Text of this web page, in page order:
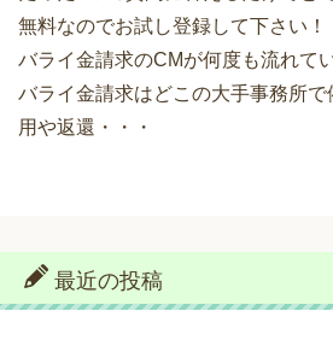
無料なのでお試し登録して下さい！
バライ金請求のCMが何度も流れて
バライ金請求はどこの大手事務所
用や返還・・・
最近の投稿